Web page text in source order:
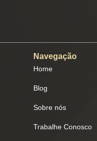
Navegação
Home
Blog
Sobre nós
Trabalhe Conosco